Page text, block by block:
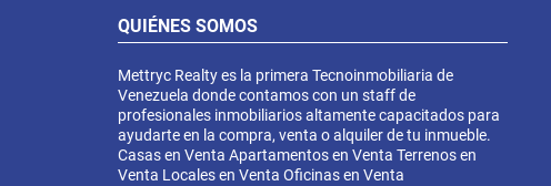
QUIÉNES SOMOS
Mettryc Realty es la primera Tecnoinmobiliaria de
Venezuela donde contamos con un staff de
profesionales inmobiliarios altamente capacitados para
ayudarte en la compra, venta o alquiler de tu inmueble.
Casas en Venta Apartamentos en Venta Terrenos en
Venta Locales en Venta Oficinas en Venta